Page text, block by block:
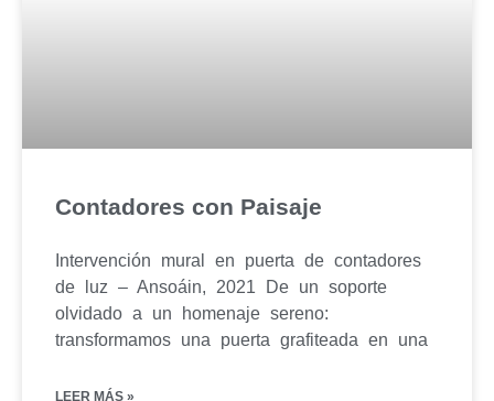
Contadores con Paisaje
Intervención mural en puerta de contadores
de luz – Ansoáin, 2021 De un soporte
olvidado a un homenaje sereno:
transformamos una puerta grafiteada en una
LEER MÁS »